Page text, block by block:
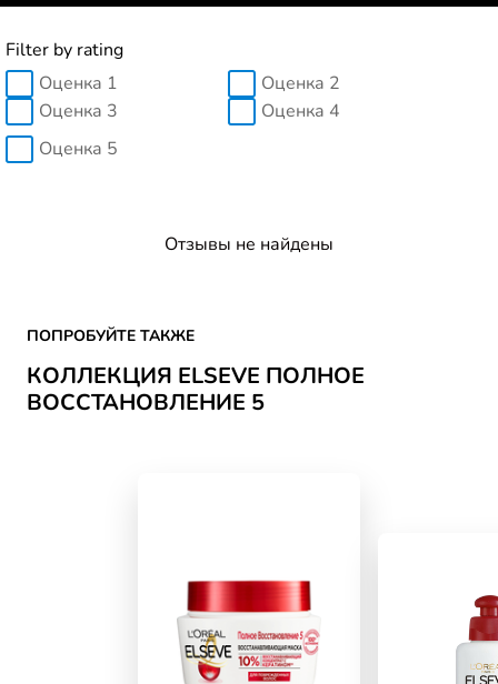
Filter by rating
Оценка 1
Оценка 2
Оценка 3
Оценка 4
Оценка 5
Отзывы не найдены
КОЛЛЕКЦИЯ ELSEVE ПОЛНОЕ
ВОССТАНОВЛЕНИЕ 5
ПОПРОБУЙТЕ ТАКЖЕ